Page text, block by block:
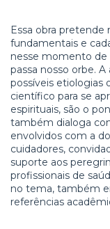
Essa obra
fundamentais e
nesse momento de
passa nosso orbe.
possíveis etiologias
científico para se
espirituais, são o
também dialoga
envolvidos com a
cuidadores,
suporte aos
profissionais de
no tema, também
referências